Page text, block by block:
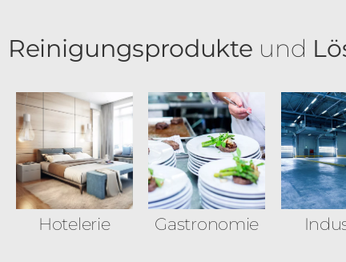
Reinigungsprodukte und
Hotelerie Gastronomie